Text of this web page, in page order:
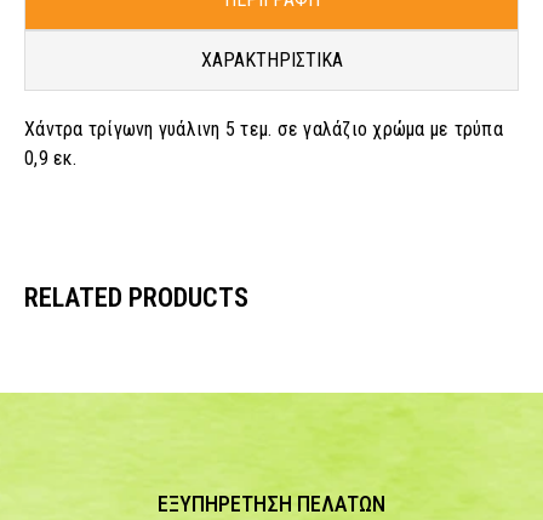
ΧΑΡΑΚΤΗΡΙΣΤΙΚΑ
Χάντρα τρίγωνη γυάλινη 5 τεμ. σε γαλάζιο χρώμα με τρύπα
0,9 εκ.
RELATED PRODUCTS
ΕΞΥΠΗΡΕΤΗΣΗ ΠΕΛΑΤΩΝ